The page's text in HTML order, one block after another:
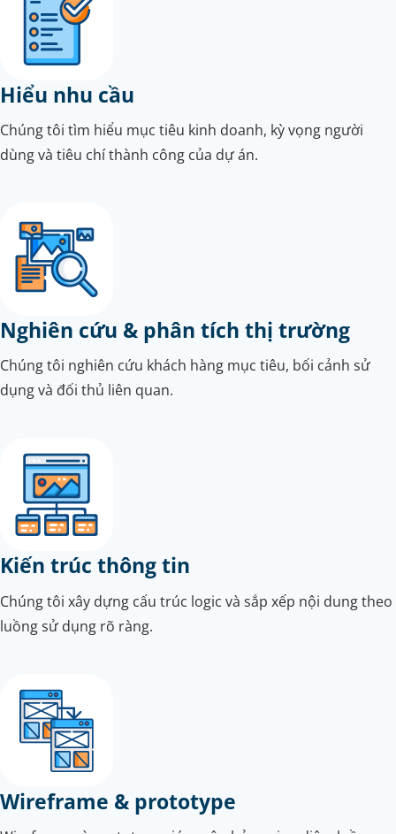
Hiểu nhu cầu
Chúng tôi tìm hiểu mục tiêu kinh doanh, kỳ vọng người
dùng và tiêu chí thành công của dự án.
Nghiên cứu & phân tích thị trường
Chúng tôi nghiên cứu khách hàng mục tiêu, bối cảnh sử
dụng và đối thủ liên quan.
Kiến trúc thông tin
Chúng tôi xây dựng cấu trúc logic và sắp xếp nội dung theo
luồng sử dụng rõ ràng.
Wireframe & prototype